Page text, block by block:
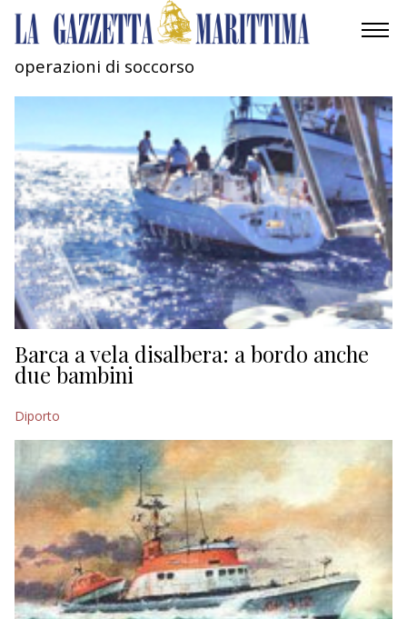
AMBIENTE
INDUSTRIA
RICERCA
ECONOMIA
TURISMO
CULTURA
EDITORIALI
operazioni di soccorso
Barca a vela disalbera: a bordo anche
due bambini
Diporto